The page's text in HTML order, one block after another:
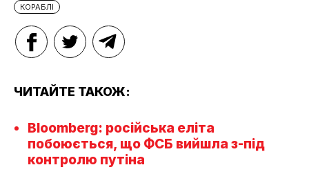
КОРАБЛІ
ЧИТАЙТЕ ТАКОЖ:
Bloomberg: російська еліта
побоюється, що ФСБ вийшла з-під
контролю путіна